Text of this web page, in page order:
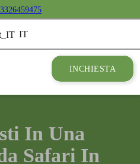
IT
INCHIESTA
In Una
Safari In